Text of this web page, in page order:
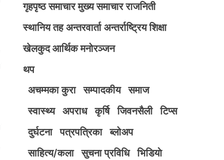
गृहपृष्ठ समाचार मुख्य समाचार राजनिती
स्थानिय तह अन्तरवार्ता अन्तर्राष्ट्रिय शिक्षा
खेलकुद आर्थिक मनोरञ्जन
थप
अचम्मका कुरा
सम्पादकीय
समाज
स्वास्थ्य
अपराध कृर्षि जिवनसैली
टिप्स
दुर्घटना
पत्रपत्रिका
ब्लोअप
साहित्य/कला
सुचना प्रविधि भिडियाे